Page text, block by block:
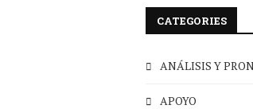
CATEGORIES
ANÁLISIS Y
APOYO